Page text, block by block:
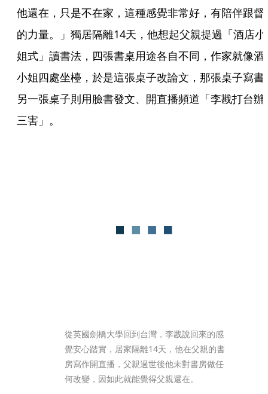
他還在，只是不在家，這種感覺非常好，有陪伴跟督
的力量。」獨居隔離14天，他想起父親提過「酒店小
姐式」讀書法，四張書桌用途各自不同，作家就像酒
小姐四處坐檯，於是這張桌子改論文，那張桌子寫書
另一張桌子則用臉書發文、開直播頻道「李戡打台辦
三害」。
從英國劍橋大學回到台灣，李戡說回來的感
覺安心踏實，居家隔離14天，他在父親的書
房寫作開直播，父親過世後他未對書房做任
何改變，因如此就能覺得父親還在。